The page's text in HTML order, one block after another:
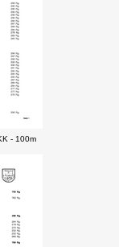
- 100m